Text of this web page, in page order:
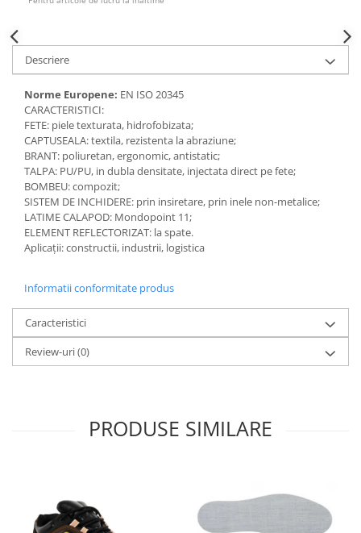
Accesorii
Cizme de protectie
Incaltaminte ESD
Pantofi fara protectie
Protectie chimica
Saboti
Manusi
Manusi fibre speciale
Manusi fibre speciale impregnate
Manusi latex
Manusi textil
Descriere
Norme Europene: EN ISO 20345
CARACTERISTICI:
FETE: piele texturata, hidrofobizata;
CAPTUSEALA: textila, rezistenta la abraziune;
BRANT: poliuretan, ergonomic, antistatic;
TALPA: PU/PU, in dubla densitate, injectata direct pe fete;
BOMBEU: compozit;
SISTEM DE INCHIDERE: prin insiretare, prin inele non-metalice;
LATIME CALAPOD: Mondopoint 11;
ELEMENT REFLECTORIZAT: la spate.
Aplicații: constructii, industrii, logistica
Informatii conformitate produs
Caracteristici
Review-uri(0)
PRODUSE SIMILARE